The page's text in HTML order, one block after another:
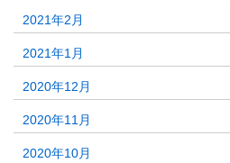
2021年2月
2021年1月
2020年12月
2020年11月
2020年10月